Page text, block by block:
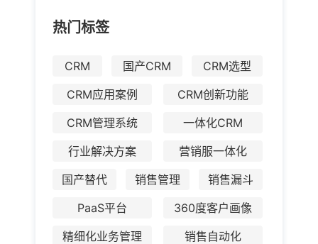
热门标签
CRM 国产CRM
CRM选型
CRM应用案例
CRM创新功能
CRM管理系统
一体化CRM
行业解决方案
营销服一体化
国产替代
销售管理
销售漏斗
PaaS平台
360度客户画像
精细化业务管理
销售自动化